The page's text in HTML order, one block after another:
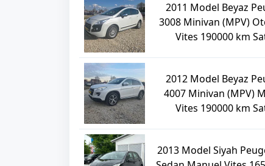
2011 Model Beyaz
3008 Minivan (MPV)
Vites 190000 km
2012 Model Beyaz
4007 Minivan (MPV)
Vites 190000 km
2013 Model Siyah